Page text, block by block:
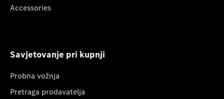
Accessories
Savjetovanje pri kupnji
Probna vožnja
Pretraga prodavatelja